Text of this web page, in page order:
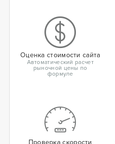
Оценка стоимости сайта
Автоматический расчет
рыночной цены по
формуле
Проверка скорости